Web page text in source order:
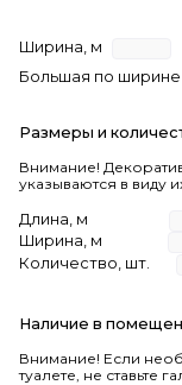
Ширина, м
Большая по ширине
Размеры и
Внимание!
указываются в виду
Длина, м
Ширина, м
Количество, шт.
Наличие в
Внимание! Если
туалете, не ставьте